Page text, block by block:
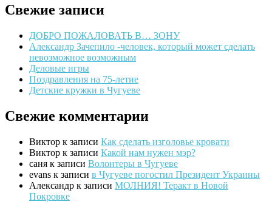
Свежие записи
ДОБРО ПОЖАЛОВАТЬ В… ЗОНУ
Александр Зачепило -человек, который может сделать
невозможное возможным
Деловые игры
Поздравления на 75-летие
Детские кружки в Чугуеве
Свежие комментарии
Виктор к записи Как сделать изголовье кровати
Виктор к записи Какой нам нужен мэр?
саня к записи Волонтеры в Чугуеве
evans к записи в Чугуеве погостил Президент Украины
Александр к записи МОЛНИЯ! Теракт в Новой
Покровке